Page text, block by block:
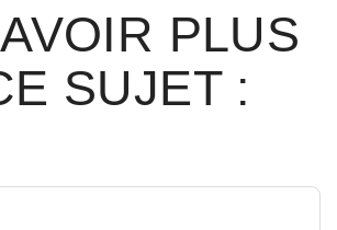
PLUS
SUJET :